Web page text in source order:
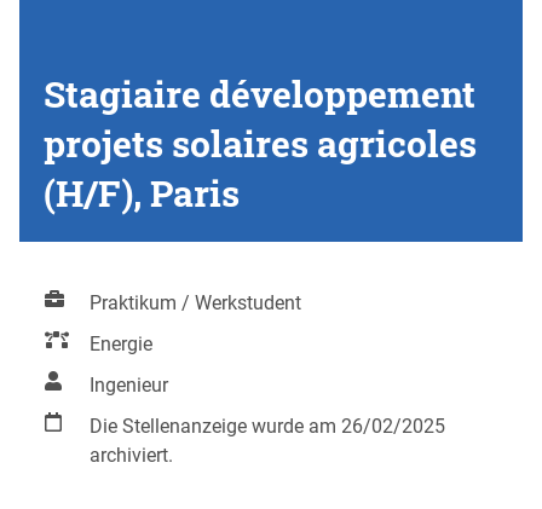
Stagiaire développement
projets solaires agricoles
(H/F), Paris
Praktikum / Werkstudent
Energie
Ingenieur
Die Stellenanzeige wurde am 26/02/2025
archiviert.